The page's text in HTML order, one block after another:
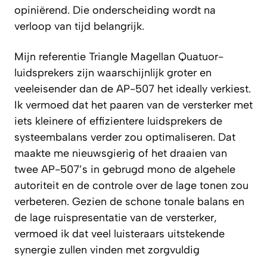
opiniërend. Die onderscheiding wordt na
verloop van tijd belangrijk.
Mijn referentie Triangle Magellan Quatuor-
luidsprekers zijn waarschijnlijk groter en
veeleisender dan de AP-507 het ideally verkiest.
Ik vermoed dat het paaren van de versterker met
iets kleinere of effizientere luidsprekers de
systeembalans verder zou optimaliseren. Dat
maakte me nieuwsgierig of het draaien van
twee AP-507’s in gebrugd mono de algehele
autoriteit en de controle over de lage tonen zou
verbeteren. Gezien de schone tonale balans en
de lage ruispresentatie van de versterker,
vermoed ik dat veel luisteraars uitstekende
synergie zullen vinden met zorgvuldig